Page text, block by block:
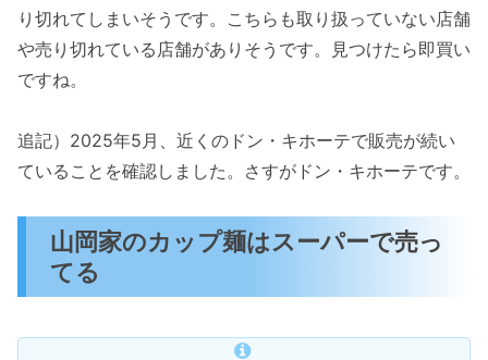
り切れてしまいそうです。こちらも取り扱っていない店舗
や売り切れている店舗がありそうです。見つけたら即買い
ですね。
追記）2025年5月、近くのドン・キホーテで販売が続い
ていることを確認しました。さすがドン・キホーテです。
山岡家のカップ麺はスーパーで売っ
てる